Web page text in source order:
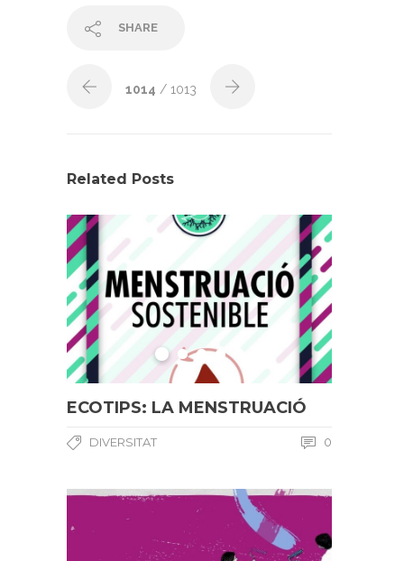
SHARE
1014 / 1013
Related Posts
ECOTIPS: LA MENSTRUACIÓ
DIVERSITAT 0